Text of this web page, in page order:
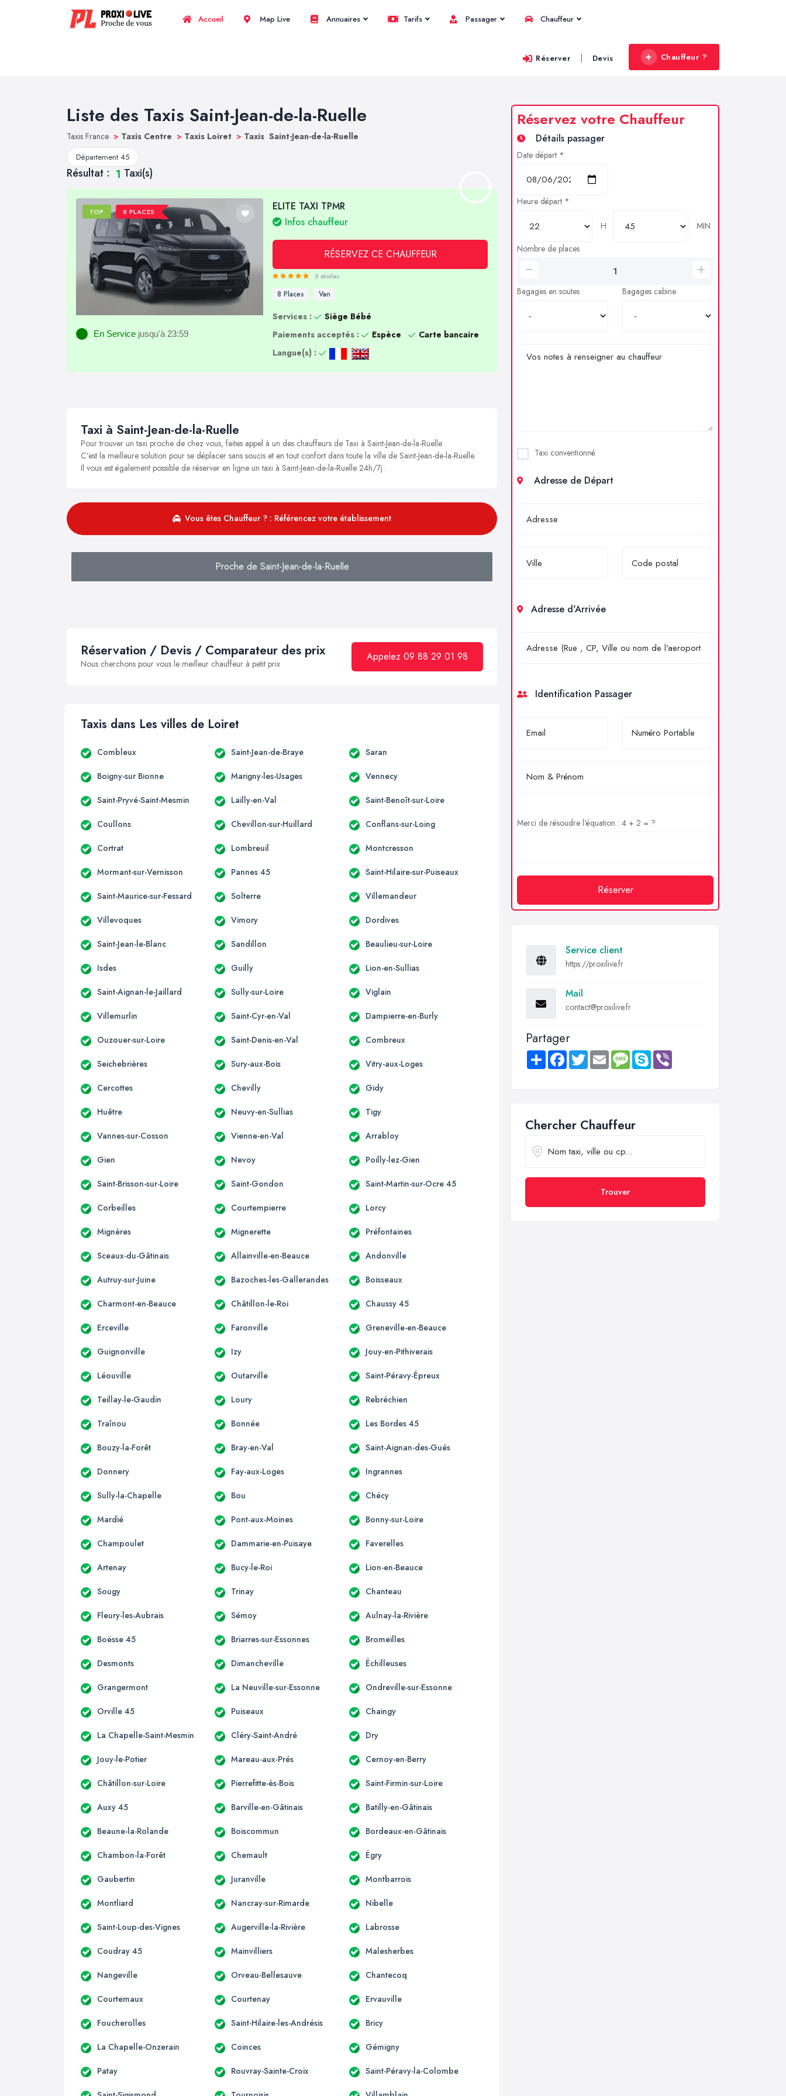
Accueil Map Live Annuaires Tarifs Passager Chauffeur
Réserver | Devis Chauffeur ?
Liste des Taxis Saint-Jean-de-la-Ruelle
Taxis France > Taxis Centre > Taxis Loiret > Taxis Saint-Jean-de-la-Ruelle
Département 45
Résultat : 1 Taxi(s)
TOP 8 PLACES
En Service jusqu'à 23:59
ELITE TAXI TPMR
Infos chauffeur
RÉSERVEZ CE CHAUFFEUR
5 étoiles
8 Places Van
Services :
Siège Bébé
Paiements acceptés :
Espèce
Carte bancaire
Langue(s) :
Taxi à Saint-Jean-de-la-Ruelle
Pour trouver un taxi proche de chez vous, faites appel à un des chauffeurs de Taxi à Saint-Jean-de-la-Ruelle .
C’est la meilleure solution pour se déplacer sans soucis et en tout confort dans toute la ville de Saint-Jean-de-la-Ruelle.
Il vous est également possible de réserver en ligne un taxi à Saint-Jean-de-la-Ruelle 24h/7j .
Vous êtes Chauffeur ? : Référencez votre établissement
Proche de Saint-Jean-de-la-Ruelle
Réservation / Devis / Comparateur des prix
Nous cherchons pour vous le meilleur chauffeur à petit prix
Appelez 09 88 29 01 98
Taxis dans Les villes de Loiret
Combleux Saint-Jean-de-Braye Saran
Boigny-sur Bionne Marigny-les-Usages Vennecy
Saint-Pryvé-Saint-Mesmin Lailly-en-Val Saint-Benoît-sur-Loire
Coullons Chevillon-sur-Huillard Conflans-sur-Loing
Cortrat Lombreuil Montcresson
Mormant-sur-Vernisson Pannes 45 Saint-Hilaire-sur-Puiseaux
Saint-Maurice-sur-Fessard Solterre Villemandeur
Villevoques Vimory Dordives
Saint-Jean-le-Blanc Sandillon Beaulieu-sur-Loire
Isdes Guilly Lion-en-Sullias
Saint-Aignan-le-Jaillard Sully-sur-Loire Viglain
Villemurlin Saint-Cyr-en-Val Dampierre-en-Burly
Ouzouer-sur-Loire Saint-Denis-en-Val Combreux
Seichebrières Sury-aux-Bois Vitry-aux-Loges
Cercottes Chevilly Gidy
Huêtre Neuvy-en-Sullias Tigy
Vannes-sur-Cosson Vienne-en-Val Arrabloy
Gien Nevoy Poilly-lez-Gien
Saint-Brisson-sur-Loire Saint-Gondon Saint-Martin-sur-Ocre 45
Corbeilles Courtempierre Lorcy
Mignères Mignerette Préfontaines
Sceaux-du-Gâtinais Allainville-en-Beauce Andonville
Autruy-sur-Juine Bazoches-les-Gallerandes Boisseaux
Charmont-en-Beauce Châtillon-le-Roi Chaussy 45
Erceville Faronville Greneville-en-Beauce
Guignonville Izy Jouy-en-Pithiverais
Léouville Outarville Saint-Péravy-Épreux
Teillay-le-Gaudin Loury Rebréchien
Traînou Bonnée Les Bordes 45
Bouzy-la-Forêt Bray-en-Val Saint-Aignan-des-Gués
Donnery Fay-aux-Loges Ingrannes
Sully-la-Chapelle Bou Chécy
Mardié Pont-aux-Moines Bonny-sur-Loire
Champoulet Dammarie-en-Puisaye Faverelles
Artenay Bucy-le-Roi Lion-en-Beauce
Sougy Trinay Chanteau
Fleury-les-Aubrais Sémoy Aulnay-la-Rivière
Boësse 45 Briarres-sur-Essonnes Bromeilles
Desmonts Dimancheville Échilleuses
Grangermont La Neuville-sur-Essonne Ondreville-sur-Essonne
Orville 45 Puiseaux Chaingy
La Chapelle-Saint-Mesmin Cléry-Saint-André Dry
Jouy-le-Potier Mareau-aux-Prés Cernoy-en-Berry
Châtillon-sur-Loire Pierrefitte-ès-Bois Saint-Firmin-sur-Loire
Auxy 45 Barville-en-Gâtinais Batilly-en-Gâtinais
Beaune-la-Rolande Boiscommun Bordeaux-en-Gâtinais
Chambon-la-Forêt Chemault Égry
Gaubertin Juranville Montbarrois
Montliard Nancray-sur-Rimarde Nibelle
Saint-Loup-des-Vignes Augerville-la-Rivière Labrosse
Coudray 45 Mainvilliers Malesherbes
Nangeville Orveau-Bellesauve Chantecoq
Courtemaux Courtenay Ervauville
Foucherolles Saint-Hilaire-les-Andrésis Bricy
La Chapelle-Onzerain Coinces Gémigny
Patay Rouvray-Sainte-Croix Saint-Péravy-la-Colombe
Réservez votre Chauffeur
Détails passager
Date départ *
Heure départ *
H
MIN
Nombre de places
Bagages en soutes Bagages cabine
Taxi conventionné
Adresse de Départ
Adresse d'Arrivée
Identification Passager
Merci de résoudre l'équation : 4 + 2 = ?
Réserver
Service client
https://proxilive.fr
Mail
contact@proxilive.fr
Partager
Share FacebookTwitter Email MessageSkype
Chercher Chauffeur
Trouver